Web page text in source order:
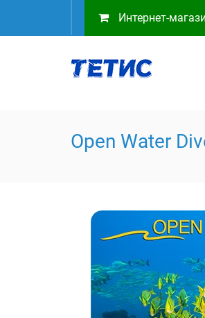
Интернет-
Open Water